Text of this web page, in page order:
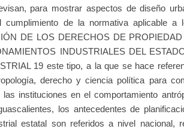
para mostrar aspectos de diseño
cumplimiento de la normativa aplicable
DE LOS DERECHOS DE
INDUSTRIALES DEL
19 este tipo, a la que se hace
derecho y ciencia política para
instituciones en el comportamiento
los antecedentes de
estatal son referidos a nivel nacional,